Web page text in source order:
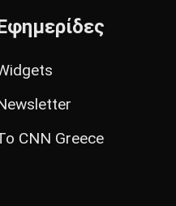
CNN Greece